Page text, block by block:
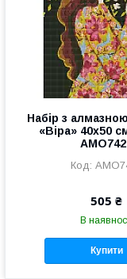
Набір з
«Віра» 40х50
505 ₴
В
Купити